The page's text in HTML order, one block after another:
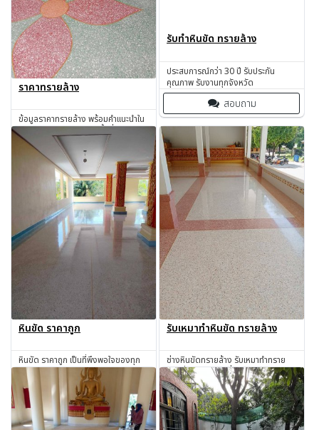
ราคาทรายล้าง
ข้อมูลราคาทรายล้าง พร้อมคำแนะนำใน
สอบถาม
รับทำหินขัด ทรายล้าง
ประสบการณ์กว่า 30 ปี รับประกัน
คุณภาพ รับงานทุกจังหวัด
สอบถาม
หินขัด ราคาถูก
หินขัด ราคาถูก เป็นที่พึงพอใจของทุก
ท่านแน่นอน !!!
สอบถาม
รับเหมาทำหินขัด ทรายล้าง
ช่างหินขัดทรายล้าง รับเหมาทำทราย
ล้างทั่วไทย ในราคาที่ตกลงกันได้
สอบถาม